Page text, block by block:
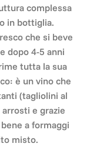
complessa
in bottiglia.
che si beve
dopo 4-5 anni
tutta la sua
è un vino che
(tagliolini al
e grazie
a formaggi
misto.